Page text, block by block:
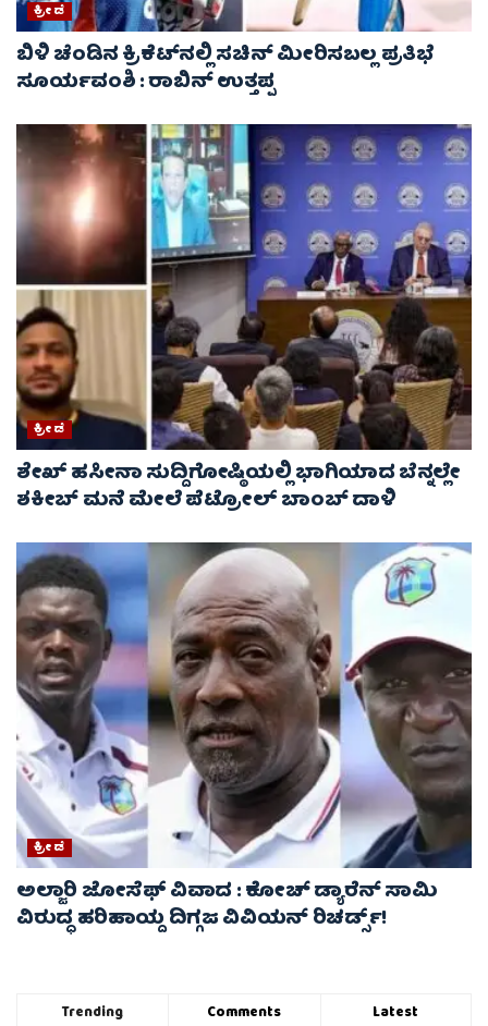
ಕ್ರೀಡೆ
ಬಿಳಿ ಚೆಂಡಿನ ಕ್ರಿಕೆಟ್‌ನಲ್ಲಿ ಸಚಿನ್ ಮೀರಿಸಬಲ್ಲ ಪ್ರತಿಭೆ
ಸೂರ್ಯವಂಶಿ : ರಾಬಿನ್ ಉತ್ತಪ್ಪ
ಕ್ರೀಡೆ
ಶೇಖ್ ಹಸೀನಾ ಸುದ್ದಿಗೋಷ್ಠಿಯಲ್ಲಿ ಭಾಗಿಯಾದ ಬೆನ್ನಲ್ಲೇ
ಶಕೀಬ್ ಮನೆ ಮೇಲೆ ಪೆಟ್ರೋಲ್ ಬಾಂಬ್ ದಾಳಿ
ಕ್ರೀಡೆ
ಅಲ್ಜಾರಿ ಜೋಸೆಫ್ ವಿವಾದ : ಕೋಚ್ ಡ್ಯಾರೆನ್ ಸಾಮಿ
ವಿರುದ್ಧ ಹರಿಹಾಯ್ದ ದಿಗ್ಗಜ ವಿವಿಯನ್ ರಿಚರ್ಡ್ಸ್!
Trending Comments Latest